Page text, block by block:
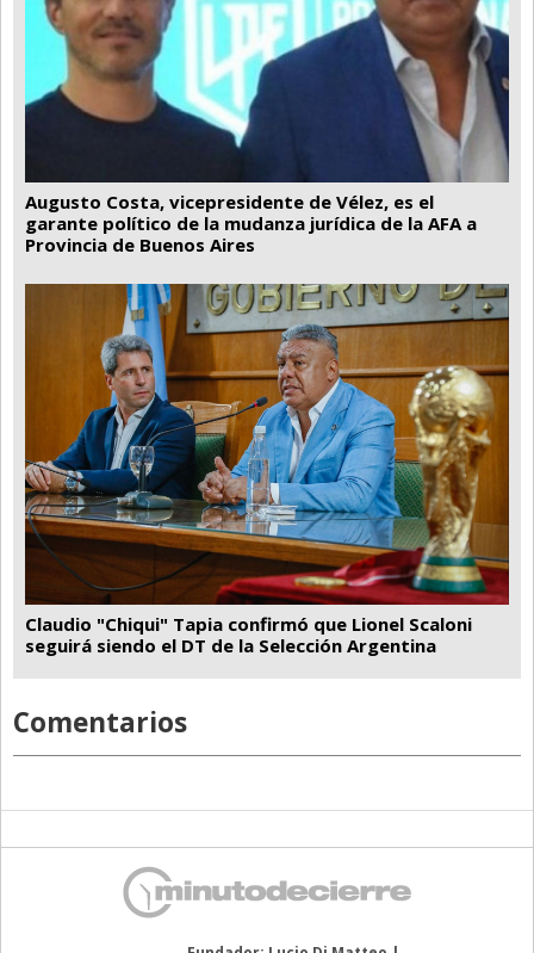
Augusto Costa, vicepresidente de Vélez, es el
garante político de la mudanza jurídica de la AFA a
Provincia de Buenos Aires
Claudio "Chiqui" Tapia confirmó que Lionel Scaloni
seguirá siendo el DT de la Selección Argentina
Comentarios